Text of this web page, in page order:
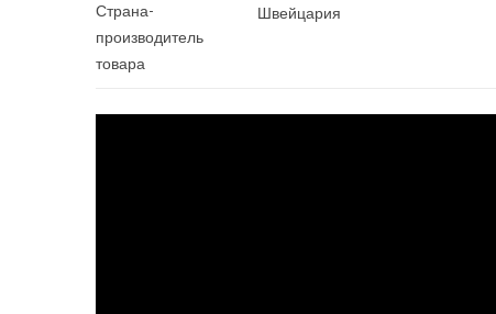
Страна-
производитель
товара
Швейцария